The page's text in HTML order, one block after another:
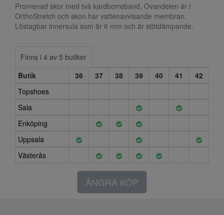
Promenad skor med två kardborreband. Ovandelen är i
OrthoStretch och skon har vattenavvisande membran.
Löstagbar innersula som är 6 mm och är stötdämpande.
Finns i 4 av 5 butiker
Butik
36 37 38 39 40 41
42
Topshoes
Sala
Enköping
Uppsala
Västerås
ÅNGRA KÖP